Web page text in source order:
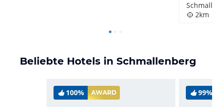
2km
Beliebte Hotels in Schmallenberg
100% AWARD 99%